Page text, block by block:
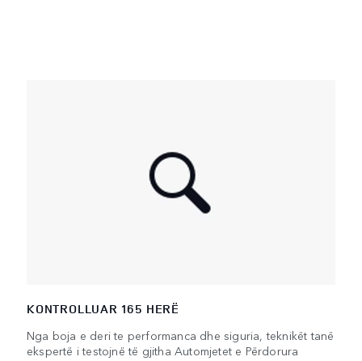
KONTROLLUAR 165 HERË
Nga boja e deri te performanca dhe siguria, teknikët tanë
ekspertë i testojnë të gjitha Automjetet e Përdorura